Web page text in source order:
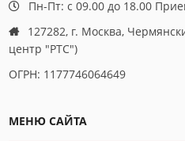
Пн-Пт: с 09.00 до 18.00
127282, г. Москва,
центр "РТС")
ОГРН: 1177746064649
МЕНЮ САЙТА